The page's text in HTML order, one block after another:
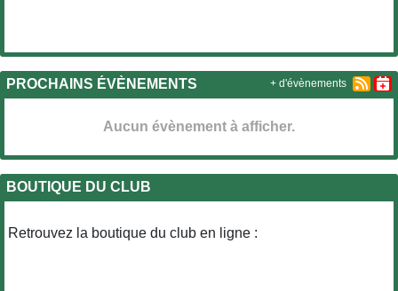
PROCHAINS ÉVÈNEMENTS
Aucun évènement à afficher.
+ d'évènements
BOUTIQUE DU CLUB
Retrouvez la boutique du club en ligne :